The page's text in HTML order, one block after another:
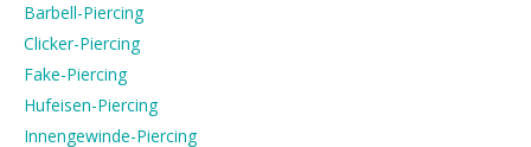
Barbell-Piercing
Clicker-Piercing
Fake-Piercing
Hufeisen-Piercing
Innengewinde-Piercing